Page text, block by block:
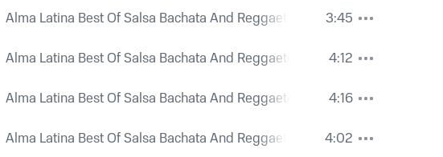
Alma Latina Best Of Salsa Bachata And Reggaeton
3:45
Alma Latina Best Of Salsa Bachata And Reggaeton
4:12
Alma Latina Best Of Salsa Bachata And Reggaeton
4:16
Alma Latina Best Of Salsa Bachata And Reggaeton
4:02